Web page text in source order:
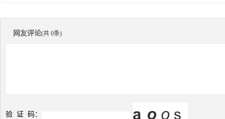
网友评论(共 0条)
验 证 码：